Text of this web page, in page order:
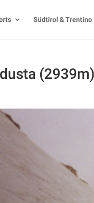
Südtirol & Trentino
(2939m)